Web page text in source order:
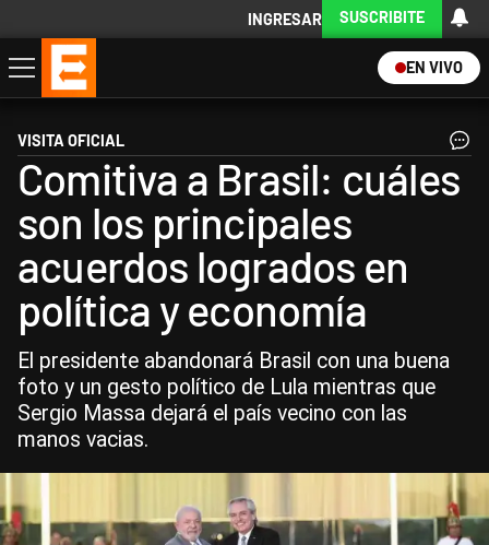
INGRESAR SUSCRIBITE
EN VIVO
Economía
Política
Internacional
Actualidad
Descargá la App
VISITA OFICIAL
Comitiva a Brasil: cuáles
son los principales
acuerdos logrados en
política y economía
El presidente abandonará Brasil con una buena
foto y un gesto político de Lula mientras que
Sergio Massa dejará el país vecino con las
manos vacias.